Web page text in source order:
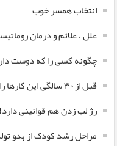
انتخاب همسر خوب
علل ، علائم و درمان
چگونه کسی را که دوست
قبل از ۳۰ سالگی این کارها را انجام بدهید
رژ لب زدن هم قوانینی دارد!
مراحل رشد کودک از بدو تولد تا ۵